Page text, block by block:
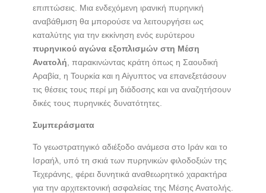
επιπτώσεις. Μια ενδεχόμενη ιρανική πυρηνική
αναβάθμιση θα μπορούσε να λειτουργήσει ως
καταλύτης για την εκκίνηση ενός ευρύτερου
πυρηνικού αγώνα εξοπλισμών στη Μέση
Ανατολή , παρακινώντας κράτη όπως η Σαουδική
Αραβία, η Τουρκία και η Αίγυπτος να επανεξετάσουν
τις θέσεις τους περί μη διάδοσης και να αναζητήσουν
δικές τους πυρηνικές δυνατότητες.
Συμπεράσματα
Το γεωστρατηγικό αδιέξοδο ανάμεσα στο Ιράν και το
Ισραήλ, υπό τη σκιά των πυρηνικών φιλοδοξιών της
Τεχεράνης, φέρει δυνητικά αναθεωρητικό χαρακτήρα
για την αρχιτεκτονική ασφαλείας της Μέσης Ανατολής.